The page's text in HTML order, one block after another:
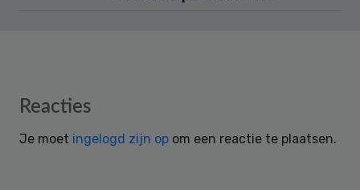
Reader
Reacties
Je moet ingelogd zijn op om een reactie te plaatsen.